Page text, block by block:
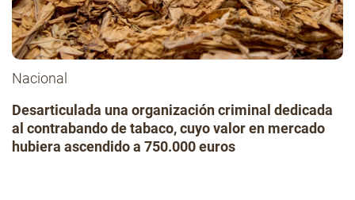
Nacional
Desarticulada una organización criminal dedicada
al contrabando de tabaco, cuyo valor en mercado
hubiera ascendido a 750.000 euros